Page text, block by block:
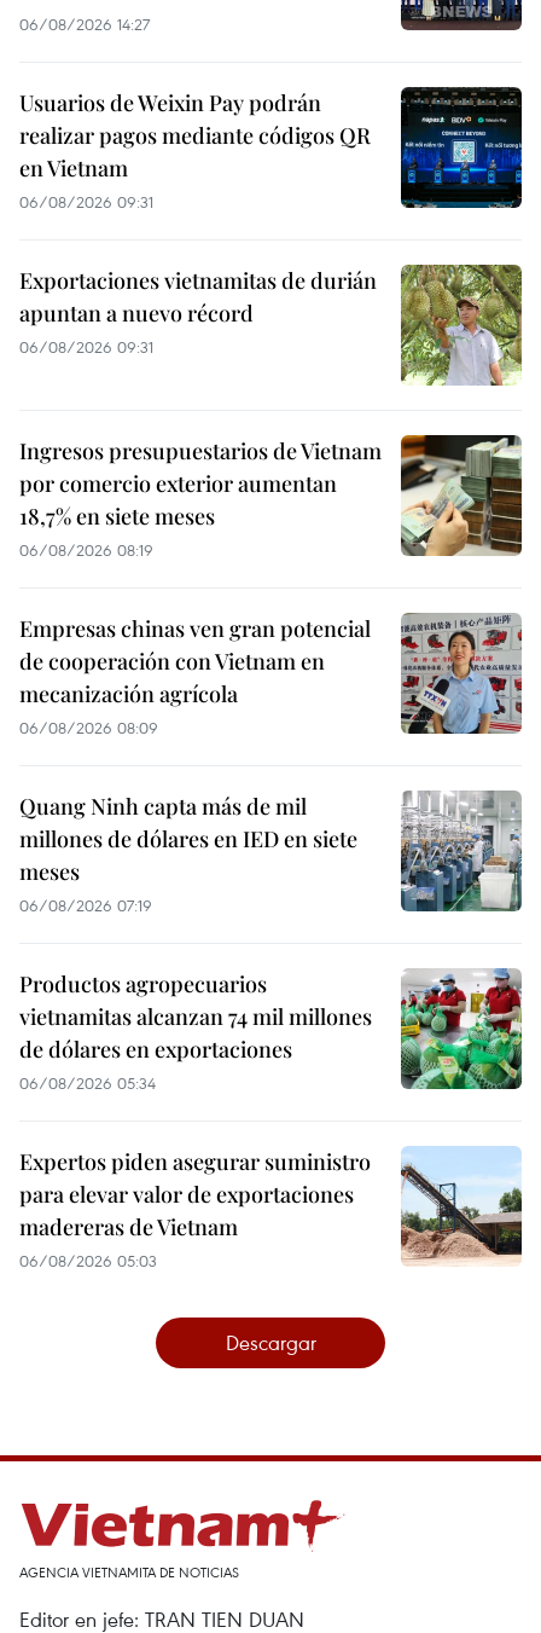
06/08/2026 14:27
Usuarios de Weixin Pay podrán
realizar pagos mediante códigos QR
en Vietnam
06/08/2026 09:31
Exportaciones vietnamitas de durián
apuntan a nuevo récord
06/08/2026 09:31
Ingresos presupuestarios de Vietnam
por comercio exterior aumentan
18,7% en siete meses
06/08/2026 08:19
Empresas chinas ven gran potencial
de cooperación con Vietnam en
mecanización agrícola
06/08/2026 08:09
Quang Ninh capta más de mil
millones de dólares en IED en siete
meses
06/08/2026 07:19
Productos agropecuarios
vietnamitas alcanzan 74 mil millones
de dólares en exportaciones
06/08/2026 05:34
Expertos piden asegurar suministro
para elevar valor de exportaciones
madereras de Vietnam
06/08/2026 05:03
Descargar
AGENCIA VIETNAMITA DE NOTICIAS
Editor en jefe: TRAN TIEN DUAN